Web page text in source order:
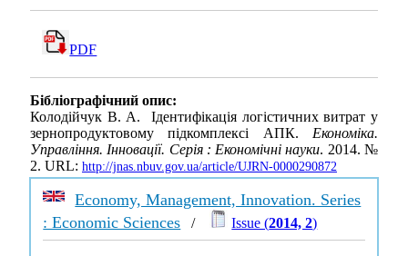
PDF
Бібліографічний опис:
Колодійчук В. А. Ідентифікація логістичних витрат у
зернопродуктовому підкомплексі АПК. Економіка.
Управління. Інновації. Серія : Економічні науки. 2014. №
2. URL: http://jnas.nbuv.gov.ua/article/UJRN-0000290872
Economy, Management, Innovation. Series
: Economic Sciences / Issue (2014, 2)